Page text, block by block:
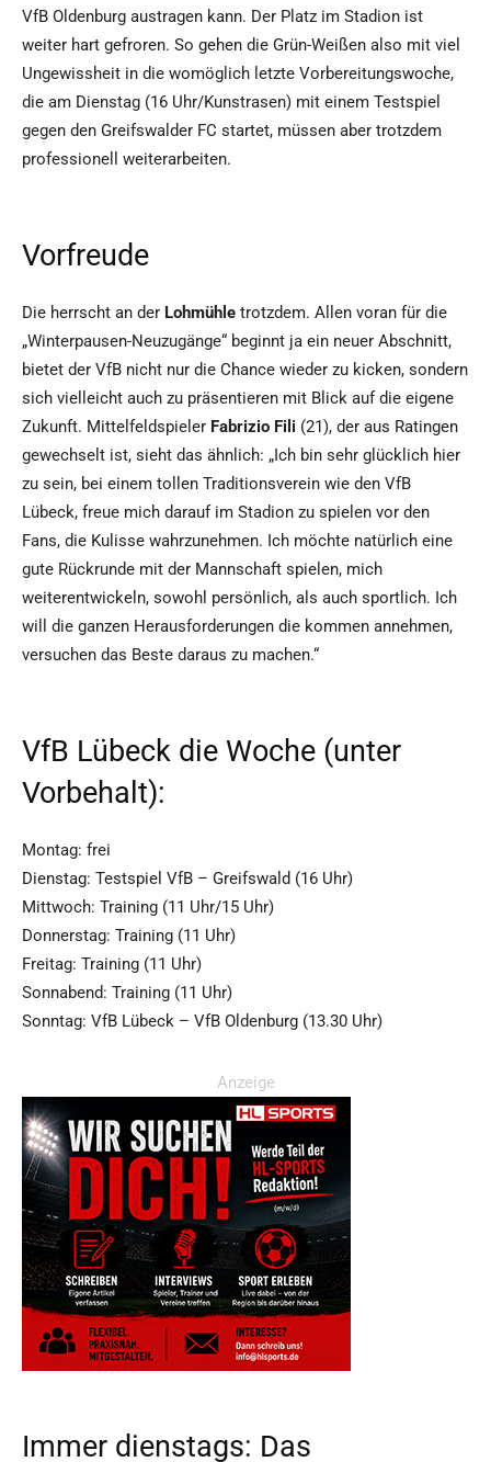
VfB Oldenburg austragen kann. Der Platz im Stadion ist
weiter hart gefroren. So gehen die Grün-Weißen also mit viel
Ungewissheit in die womöglich letzte Vorbereitungswoche,
die am Dienstag (16 Uhr/Kunstrasen) mit einem Testspiel
gegen den Greifswalder FC startet, müssen aber trotzdem
professionell weiterarbeiten.
Vorfreude
Die herrscht an der Lohmühle trotzdem. Allen voran für die
„Winterpausen-Neuzugänge“ beginnt ja ein neuer Abschnitt,
bietet der VfB nicht nur die Chance wieder zu kicken, sondern
sich vielleicht auch zu präsentieren mit Blick auf die eigene
Zukunft. Mittelfeldspieler Fabrizio Fili (21), der aus Ratingen
gewechselt ist, sieht das ähnlich: „Ich bin sehr glücklich hier
zu sein, bei einem tollen Traditionsverein wie den VfB
Lübeck, freue mich darauf im Stadion zu spielen vor den
Fans, die Kulisse wahrzunehmen. Ich möchte natürlich eine
gute Rückrunde mit der Mannschaft spielen, mich
weiterentwickeln, sowohl persönlich, als auch sportlich. Ich
will die ganzen Herausforderungen die kommen annehmen,
versuchen das Beste daraus zu machen.“
VfB Lübeck die Woche (unter
Vorbehalt):
Montag: frei
Dienstag: Testspiel VfB – Greifswald (16 Uhr)
Mittwoch: Training (11 Uhr/15 Uhr)
Donnerstag: Training (11 Uhr)
Freitag: Training (11 Uhr)
Sonnabend: Training (11 Uhr)
Sonntag: VfB Lübeck – VfB Oldenburg (13.30 Uhr)
Anzeige
Immer dienstags: Das